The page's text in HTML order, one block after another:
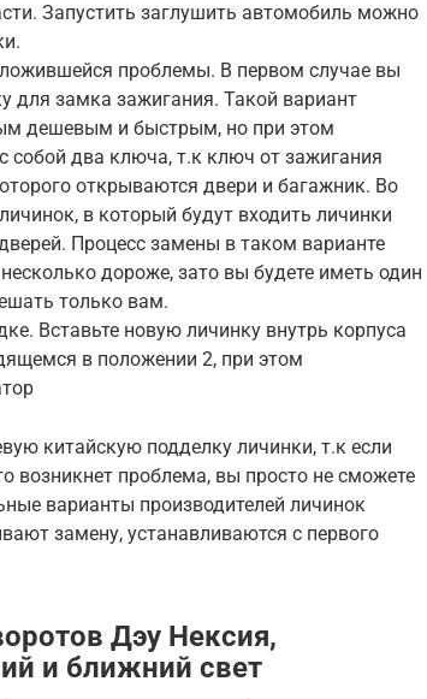
Запустить заглушить автомобиль можно
проблемы. В первом случае вы
для замка зажигания. Такой вариант
дешевым и быстрым, но при этом
собой два ключа, т.к ключ от зажигания
открываются двери и багажник. Во
в который будут входить личинки
Процесс замены в таком варианте
дороже, зато вы будете иметь один
только вам.
Вставьте новую личинку внутрь корпуса
в положении 2, при этом
китайскую подделку личинки, т.к если
возникнет проблема, вы просто не сможете
варианты производителей личинок
замену, устанавливаются с первого
Дэу Нексия,
и ближний свет